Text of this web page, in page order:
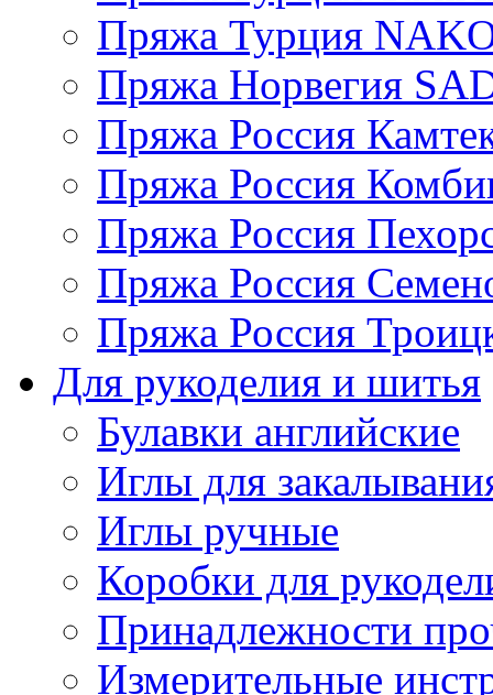
Пряжа Турция
Пряжа Норвегия
Пряжа Россия
Пряжа Россия
Пряжа Россия
Пряжа Россия
Пряжа Россия
Для рукоделия и шитья
Булавки английские
Иглы для
Иглы ручные
Коробки для
Принадлежности
Измерительные